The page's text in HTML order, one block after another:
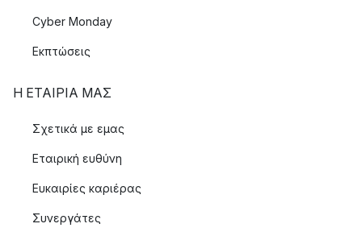
Cyber Monday
Εκπτώσεις
Η ΕΤΑΊΡΙΑ ΜΑΣ
Σχετικά με εμας
Εταιρική ευθύνη
Ευκαιρίες καριέρας
Συνεργάτες